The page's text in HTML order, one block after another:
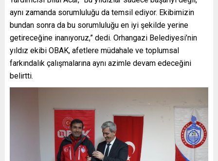
aynı zamanda sorumluluğu da temsil ediyor. Ekibimizin
bundan sonra da bu sorumluluğu en iyi şekilde yerine
getireceğine inanıyoruz,” dedi. Orhangazi Belediyesi’nin
yıldız ekibi OBAK, afetlere müdahale ve toplumsal
farkındalık çalışmalarına aynı azimle devam edeceğini
belirtti.